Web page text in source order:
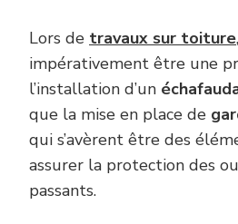
Lors de travaux sur toiture
impérativement être une
l’installation d’un
que la mise en place de
qui s’avèrent être des
assurer la protection des
passants.